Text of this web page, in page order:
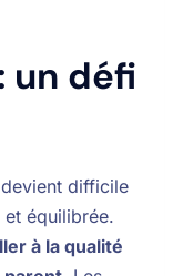
un défi
difficile
équilibrée.
à la qualité